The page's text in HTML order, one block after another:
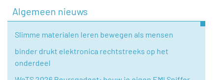
Algemeen nieuws
Slimme materialen leren bewegen als mensen
binder drukt elektronica rechtstreeks op het
onderdeel